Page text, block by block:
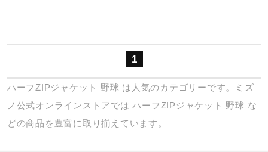
1
ハーフZIPジャケット 野球 は人気のカテゴリーです。ミズ
ノ公式オンラインストアではハーフZIPジャケット 野球 な
どの商品を豊富に取り揃えています。